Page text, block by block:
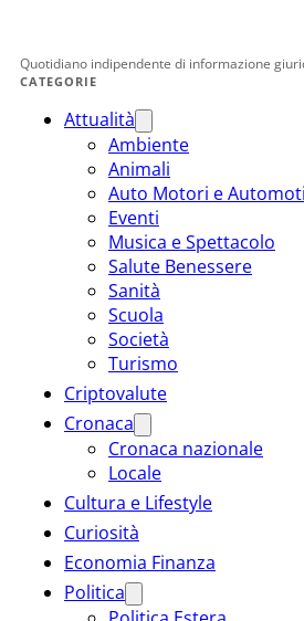
Quotidiano indipendente di informazione
CATEGORIE
Attualità
Ambiente
Animali
Auto Motori e
Eventi
Musica e Spettacolo
Salute Benessere
Sanità
Scuola
Società
Turismo
Criptovalute
Cronaca
Cronaca nazionale
Locale
Cultura e Lifestyle
Curiosità
Economia Finanza
Politica